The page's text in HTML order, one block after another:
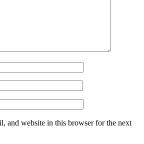
and website in this browser for the next